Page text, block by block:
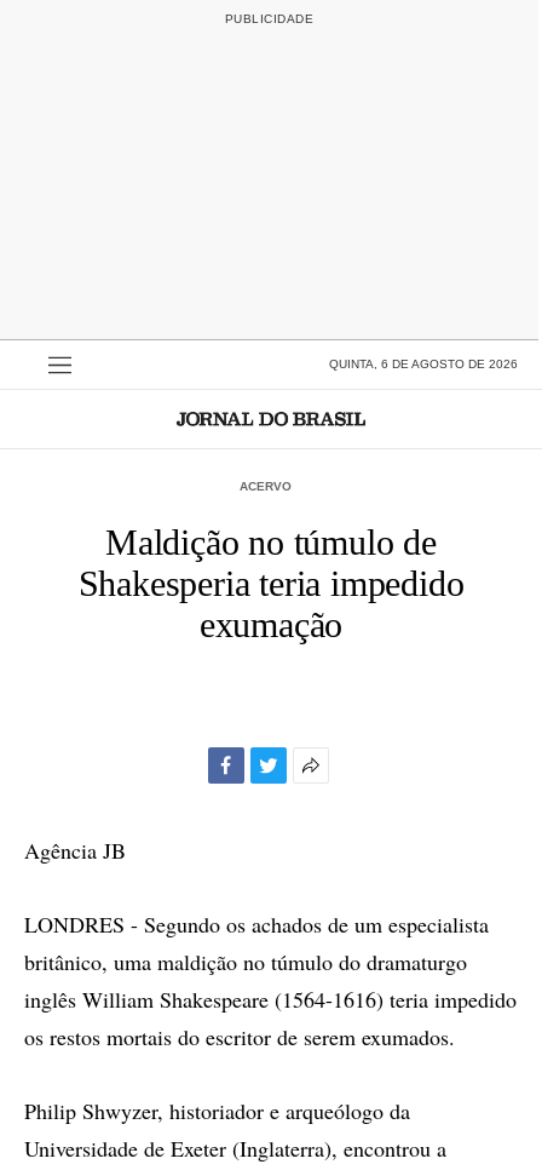
QUINTA, 6 DE AGOSTO DE 2026
ACERVO
Maldição no túmulo de
Shakesperia teria impedido
exumação
Agência JB
LONDRES - Segundo os achados de um especialista
britânico, uma maldição no túmulo do dramaturgo
inglês William Shakespeare (1564-1616) teria impedido
os restos mortais do escritor de serem exumados.
Philip Shwyzer, historiador e arqueólogo da
Universidade de Exeter (Inglaterra), encontrou a